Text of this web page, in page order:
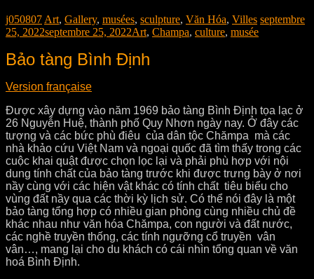
j050807 Art, Gallery, musées, sculpture, Văn Hóa, Villes septembre
25, 2022septembre 25, 2022Art, Champa, culture, musée
Bảo tàng Bình Định
Version française
Được xây dựng vào năm 1969 bảo tàng Bình Định tọa lạc ở
26 Nguyễn Huệ, thành phố Quy Nhơn ngày nay. Ở đây các
tượng và các bức phù điêu của dân tộc Chămpa mà các
nhà khảo cứu Việt Nam và ngoại quốc đã tìm thấy trong các
cuộc khai quật được chọn lọc lại và phải phù hợp với nội
dung tính chất của bảo tàng trước khi được trưng bày ở nơi
nầy cùng với các hiện vật khác có tính chất tiêu biểu cho
vùng đất nầy qua các thời kỳ lịch sử. Có thể nói đây là một
bảo tàng tổng hợp có nhiều gian phòng cùng nhiều chủ đề
khác nhau như văn hóa Chămpa, con người và đất nước,
các nghề truyền thống, các tính ngưỡng cổ truyền vân
vân…, mang lại cho du khách có cái nhìn tổng quan về văn
hoá Bình Định.